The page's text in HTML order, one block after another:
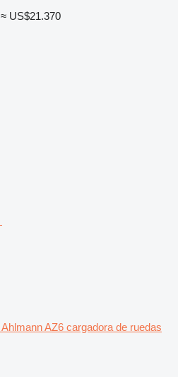
≈ US$21.370
Ahlmann AZ6 cargadora de ruedas